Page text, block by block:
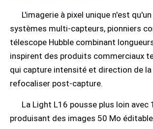
L'imagerie à pixel unique n'est
systèmes multi-capteurs, pionniers
télescope Hubble combinant
inspirent des produits commerciaux
qui capture intensité et direction de
refocaliser post-capture.
La Light L16 pousse plus loin avec
produisant des images 50 Mo